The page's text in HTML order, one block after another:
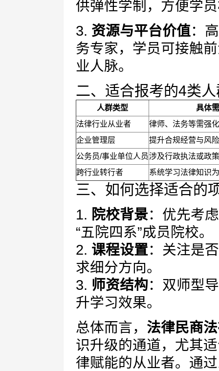
供弹性学制，方便学
3. 资源与平台价值：
务专家，学员可接触
业人脉。
二、适合报考的4类
人群类型
具体
法律行业从业者
律师、法务等需强
企业管理层
提升合规经营与风
公务员/事业单位人员涉及行政执法或政
跨行业转行者
系统学习法律知识
三、如何选择适合的
1. 院校背景：优先考
“五院四系”成员院校。
2. 课程设置：关注是
求细分方向。
3. 师资结构：双师型
升学习效果。
总体而言， 法律民商
识升级的通道，尤其
律赋能的从业者。通